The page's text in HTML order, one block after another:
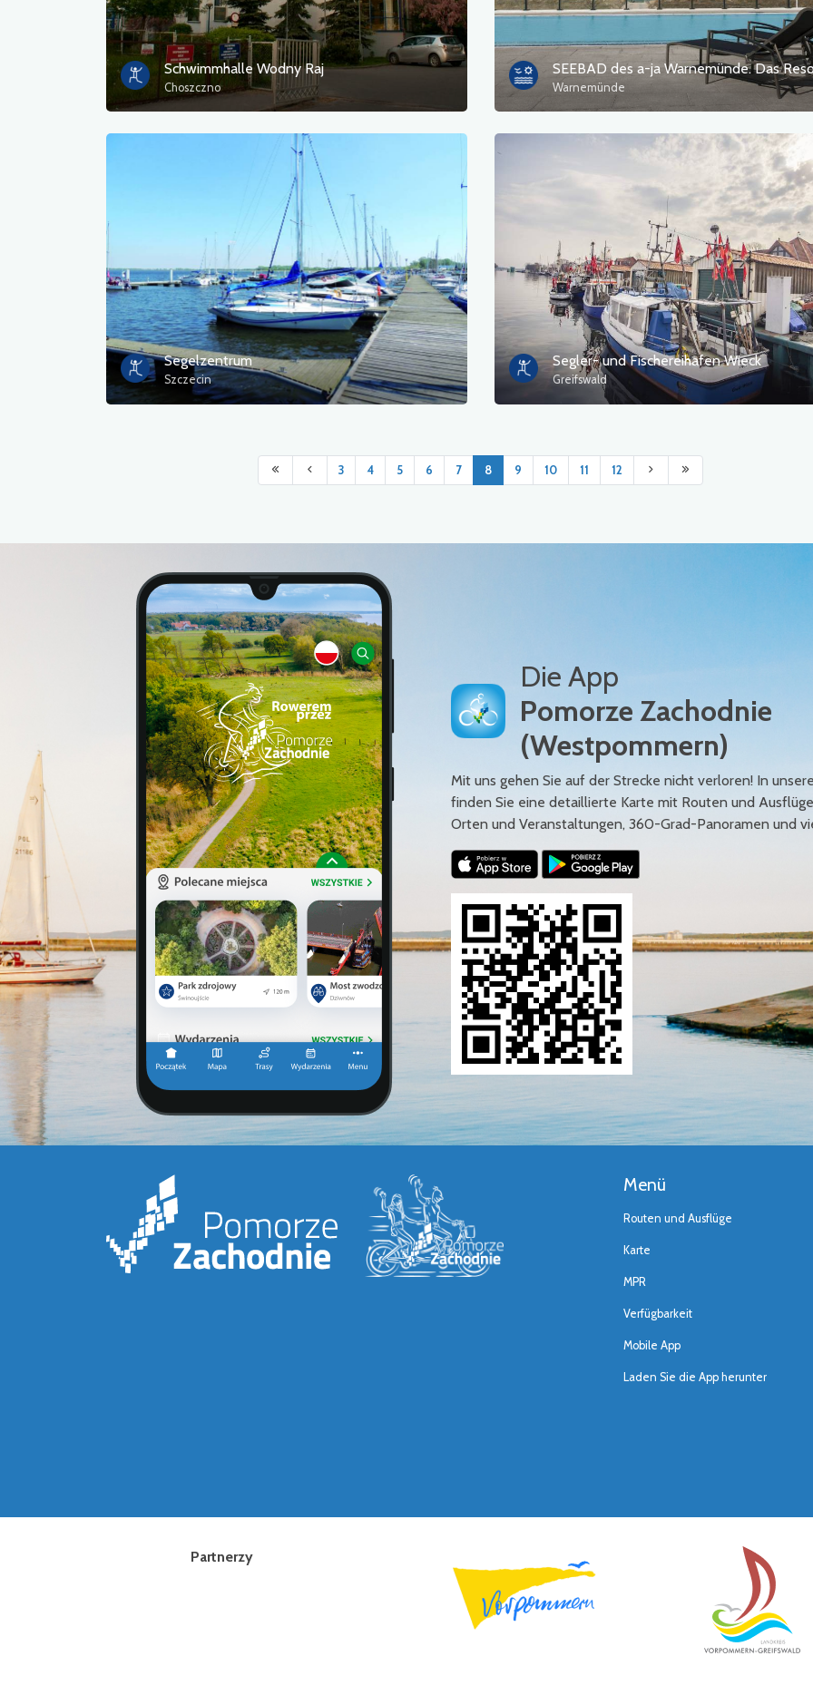
Schwimmhalle Wodny Raj
Choszczno
SEEBAD des a-ja Warnemünde. Das
Warnemünde
Segelzentrum
Szczecin
Segler- und Fischereihafen Wieck
Greifswald
3 4 5 6 7 8 9 10 11 12
Die App
Pomorze Zachodnie
(Westpommern)
Mit uns gehen Sie auf der Strecke nicht verloren! In
finden Sie eine detaillierte Karte mit Routen und
Orten und Veranstaltungen, 360-Grad-Panoramen und
Menü
Routen und Ausflüge
Karte
MPR
Verfügbarkeit
Mobile App
Laden Sie die App herunter
Partnerzy